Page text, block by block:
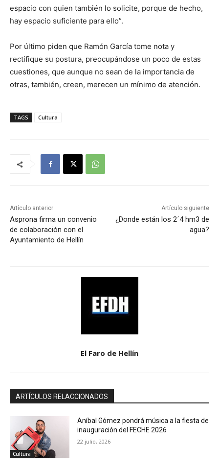
espacio con quien también lo solicite, porque de hecho,
hay espacio suficiente para ello”.
Por último piden que Ramón García tome nota y
rectifique su postura, preocupándose un poco de estas
cuestiones, que aunque no sean de la importancia de
otras, también, creen, merecen un mínimo de atención.
TAGS Cultura
Artículo anterior
Asprona firma un convenio
de colaboración con el
Ayuntamiento de Hellín
Artículo siguiente
¿Donde están los 2´4 hm3 de
agua?
El Faro de Hellín
ARTÍCULOS RELACCIONADOS
Cultura
Aníbal Gómez pondrá música a la fiesta de
inauguración del FECHE 2026
22 julio, 2026